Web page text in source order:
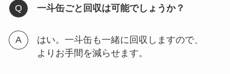
一斗缶ごと回収は可能でしょうか？
はい。一斗缶も一緒に回収しますので、
よりお手間を減らせます。